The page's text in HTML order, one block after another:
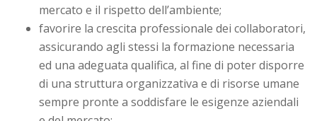
mercato e il rispetto dell’ambiente;
favorire la crescita professionale dei collaboratori,
assicurando agli stessi la formazione necessaria
ed una adeguata qualifica, al fine di poter disporre
di una struttura organizzativa e di risorse umane
sempre pronte a soddisfare le esigenze aziendali